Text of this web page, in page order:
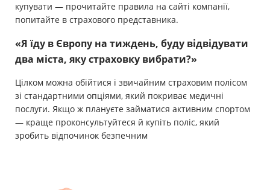
купувати — прочитайте правила на сайті компанії,
попитайте в страхового представника.
«Я їду в Європу на тиждень, буду відвідувати
два міста, яку страховку вибрати?»
Цілком можна обійтися і звичайним страховим полісом
зі стандартними опціями, який покриває медичні
послуги. Якщо ж плануєте займатися активним спортом
— краще проконсультуйтеся й купіть поліс, який
зробить відпочинок безпечним